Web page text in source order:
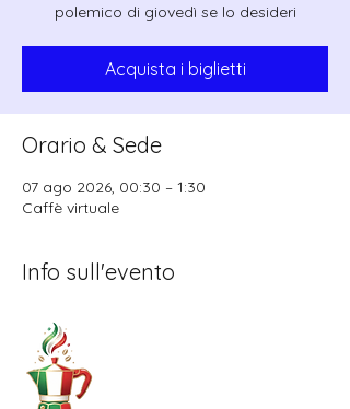
polemico di giovedì se lo desideri
Acquista i biglietti
Orario & Sede
07 ago 2026, 00:30 – 1:30
Caffè virtuale
Info sull'evento